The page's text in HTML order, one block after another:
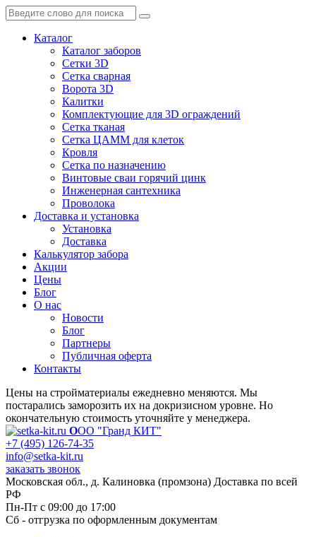
Каталог
Каталог заборов
Сетки 3D
Сетка сварная
Ворота 3D
Калитки
Комплектующие для 3D ограждений
Сетка тканая
Сетка ЦАММ для клеток
Кровля
Сетка по назначению
Винтовые сваи горячий цинк
Инженерная сантехника
Проволока
Доставка и установка
Установка
Доставка
Калькулятор забора
Акции
Цены
Блог
О нас
Новости
Блог
Партнеры
Публичная оферта
Контакты
Цены на стройматериалы ежедневно меняются. Мы
постарались заморозить их на докризисном уровне. Но
окончательную стоимость уточняйте у менеджера.
ООО "Гранд КИТ"
+7 (495) 126-74-35
info@setka-kit.ru
заказать звонок
Московская обл., д. Калиновка (промзона) Доставка по всей
РФ
Пн-Пт с 09:00 до 17:00
Сб - отгрузка по оформленным документам